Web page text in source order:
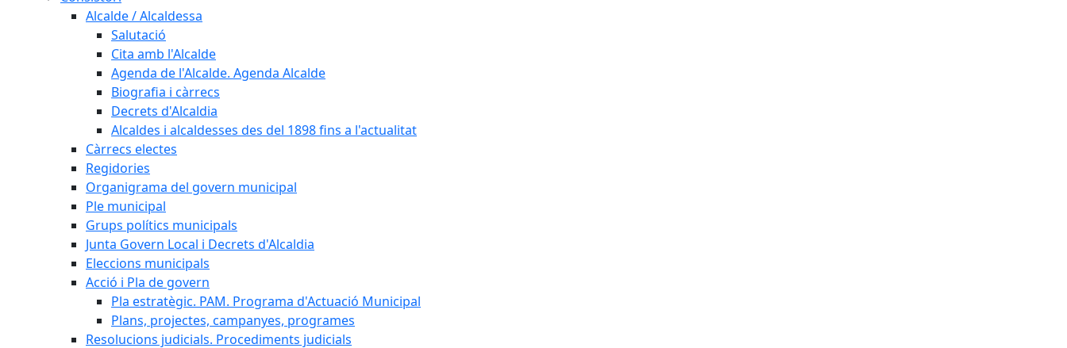
Alcalde / Alcaldessa
Salutació
Cita amb l'Alcalde
Agenda de l'Alcalde. Agenda Alcalde
Biografia i càrrecs
Decrets d'Alcaldia
Alcaldes i alcaldesses des del 1898 fins a l'actualitat
Càrrecs electes
Regidories
Organigrama del govern municipal
Ple municipal
Grups polítics municipals
Junta Govern Local i Decrets d'Alcaldia
Eleccions municipals
Acció i Pla de govern
Pla estratègic. PAM. Programa d'Actuació Municipal
Plans, projectes, campanyes, programes
Resolucions judicials. Procediments judicials